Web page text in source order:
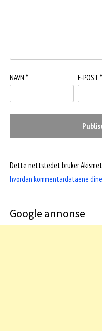
NAVN * E-POST *
Dette nettstedet bruker Akismet
hvordan kommentardataene
Google annonse